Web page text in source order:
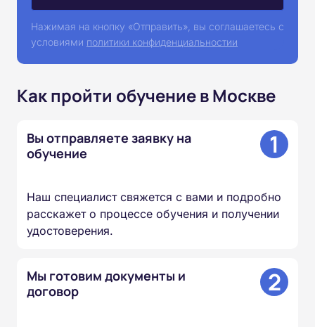
Нажимая на кнопку «Отправить», вы соглашаетесь с
условиями политики конфиденциальностии
Как пройти обучение в Москве
Вы отправляете заявку на
обучение
1
Наш специалист свяжется с вами и подробно
расскажет о процессе обучения и получении
удостоверения.
Мы готовим документы и
договор
2